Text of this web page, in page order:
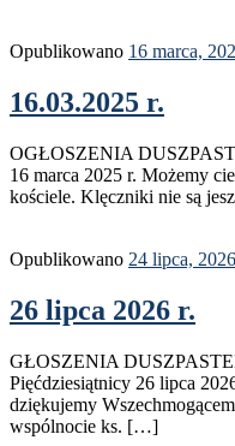
Opublikowano 16 marca,
16.03.2025 r.
OGŁOSZENIA
16 marca 2025 r. Możemy
kościele. Klęczniki nie są
Opublikowano 24 lipca, 2026
26 lipca 2026 r.
GŁOSZENIA
Pięćdziesiątnicy 26 lipca
dziękujemy
wspólnocie ks. […]